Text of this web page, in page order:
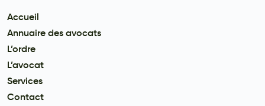
Accueil
Annuaire des avocats
L’ordre
L’avocat
Services
Contact